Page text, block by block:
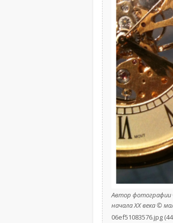
Автор фотографии
начала XX века ©
06ef51083576.jpg